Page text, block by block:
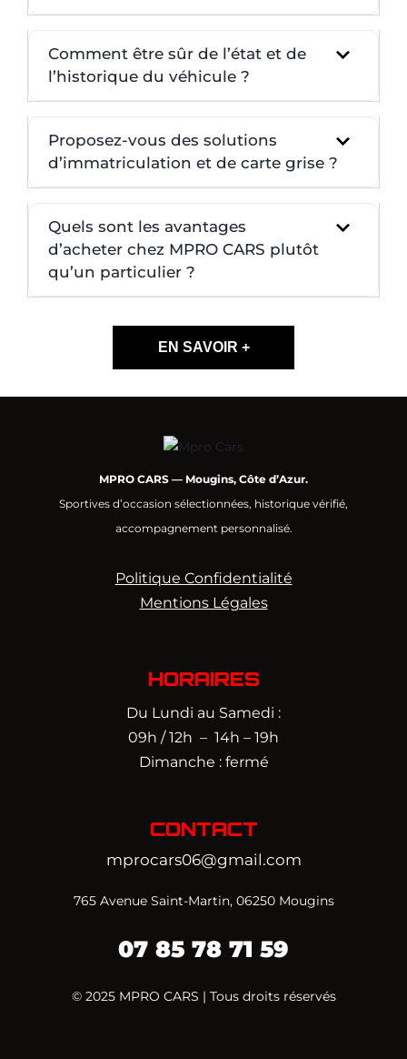
Comment être sûr de l’état et de
l’historique du véhicule ?
Proposez-vous des solutions
d’immatriculation et de carte grise ?
Quels sont les avantages
d’acheter chez MPRO CARS plutôt
qu’un particulier ?
EN SAVOIR +
MPRO CARS — Mougins, Côte d’Azur.
Sportives d’occasion sélectionnées, historique vérifié,
accompagnement personnalisé.
Politique Confidentialité
Mentions Légales
HORAIRES
Du Lundi au Samedi :
09h / 12h – 14h – 19h
Dimanche : fermé
CONTACT
mprocars06@gmail.com
765 Avenue Saint-Martin, 06250 Mougins
07 85 78 71 59‬
© 2025 MPRO CARS | Tous droits réservés